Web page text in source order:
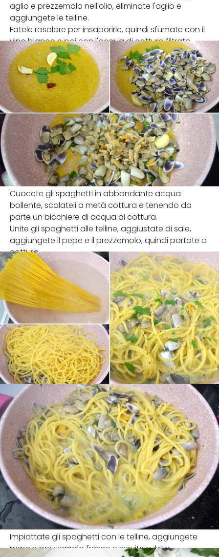
aglio e prezzemolo nell'olio, eliminate l'aglio e
aggiungete le telline.
Fatele rosolare per insaporirle, quindi sfumate con il
vino bianco e poi con l'acqua di cottura filtrata.
Cuocete gli spaghetti in abbondante acqua
bollente, scolateli a metà cottura e tenendo da
parte un bicchiere di acqua di cottura.
Unite gli spaghetti alle telline, aggiustate di sale,
aggiungete il pepe e il prezzemolo, quindi portate a
cottura.
Impiattate gli spaghetti con le telline, aggiungete
pepe e prezzemolo fresco e servite subito.